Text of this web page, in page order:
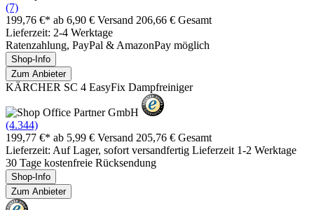
(7)
199,76 €* ab 6,90 € Versand 206,66 € Gesamt
Lieferzeit: 2-4 Werktage
Ratenzahlung, PayPal & AmazonPay möglich
Shop-Info
Zum Anbieter
KÄRCHER SC 4 EasyFix Dampfreiniger
(4.344)
199,77 €* ab 5,99 € Versand 205,76 € Gesamt
Lieferzeit: Auf Lager, sofort versandfertig Lieferzeit 1-2 Werktage
30 Tage kostenfreie Rücksendung
Shop-Info
Zum Anbieter